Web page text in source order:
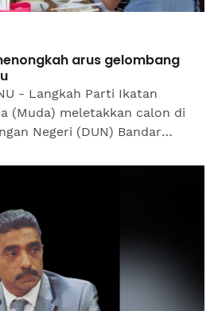
arus gelombang
- Langkah Parti Ikatan
(Muda) meletakkan calon di
Negeri (DUN) Bandar